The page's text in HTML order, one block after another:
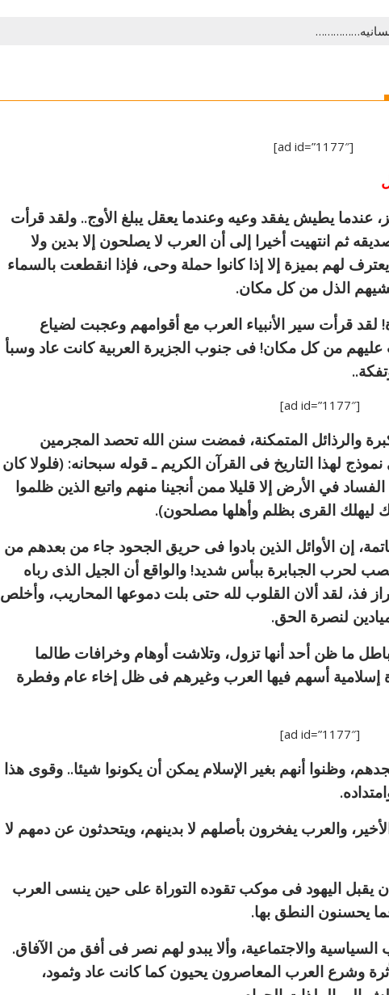
[ad id=”1177″]
عندما يطيش يفقد وعيه وعندما يعقل يبلغ الأوج.. ولقد قرأت
ثم انتهيت أخيرا إلى أن العرب لا يصلحون إلا بدين ولا
لهم بميزة إلا إذا كانوا حملة وحى، فإذا انقطعت بالسماء
الذل من كل مكان.
لقد قرأت سير الأنبياء العرب مع أقوامهم وعجبت لضياع
من كل مكان! فى جنوب الجزيرة العربية كانت عاد وسبأ
[ad id=”1177″]
والرذائل المتمكنة، فمضت سنن الله تحصد المجرمين
لهذا التاريخ فى القرآن الكريم ـ قوله سبحانه: (فلولا كان
في الأرض إلا قليلا ممن أنجينا منهم واتبع الذين ظلموا
ليهلك القرى بظلم وأهلها مصلحون).
إن الأوائل الذين بادوا فى حريق الجحود جاء من بعدهم من
لحرب الجبابرة ببأس شديد! والواقع أن الجيل الذى رباه
فذ، لقد ألان القلوب لله حتى بلت دموعها المحاريب، وأخلص
لنصرة الحق.
ما ظن أحد أنها تزول، وتلاشت أوهام وخرافات طالما
إسلامية أسهم فيها العرب وغيرهم فى ظل إخاء عام وفطرة
[ad id=”1177″]
وظنوا أنهم بغير الإسلام يمكن أن يكونوا شيئا.. وقوى هذا
والعرب يفخرون بأصلهم لا بدينهم، ويتحدثون عن دمهم لا
يقبل اليهود فى موكب تقوده التوراة على حين ينسى العرب
يحسنون النطق بها.
والاجتماعية، وألا يبدو لهم نصر فى أفق من الآفاق.
وشرع العرب المعاصرون يحيون كما كانت عاد وثمود،